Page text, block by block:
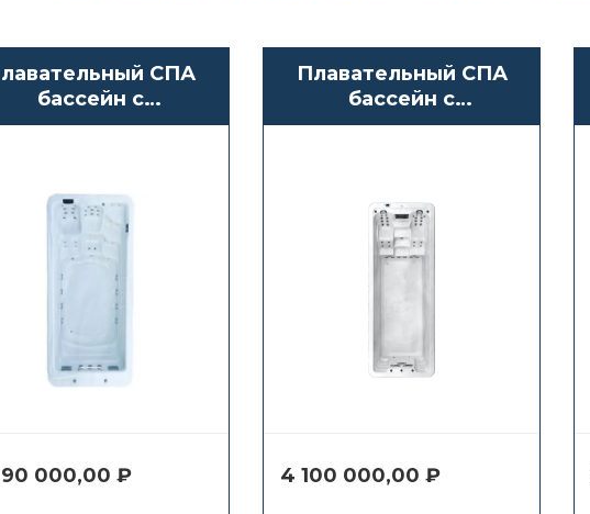
СПА
бассейн с
противотоком
000,00 ₽
Плавательный СПА
бассейн с
противотоком
4 100 000,00 ₽